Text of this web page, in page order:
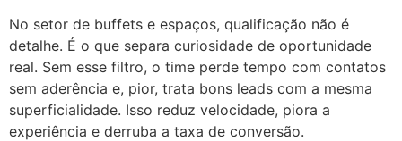
No setor de buffets e espaços, qualificação não é
detalhe. É o que separa curiosidade de oportunidade
real. Sem esse filtro, o time perde tempo com contatos
sem aderência e, pior, trata bons leads com a mesma
superficialidade. Isso reduz velocidade, piora a
experiência e derruba a taxa de conversão.